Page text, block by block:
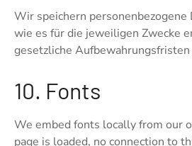
Wir speichern personenbezogene
wie es für die jeweiligen Zwecke
gesetzliche
10. Fonts
We embed fonts locally from our
page is loaded, no connection to